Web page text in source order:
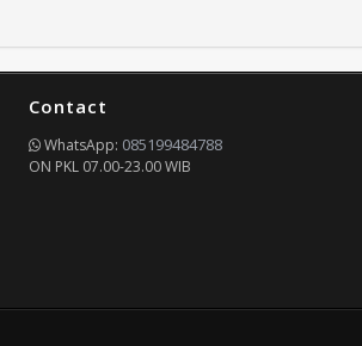
Contact
WhatsApp: 085199484788
ON PKL 07.00-23.00 WIB